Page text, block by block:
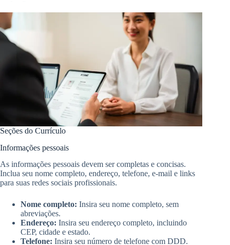
Seções do Currículo
Informações pessoais
As informações pessoais devem ser completas e concisas.
Inclua seu nome completo, endereço, telefone, e-mail e links
para suas redes sociais profissionais.
Nome completo: Insira seu nome completo, sem
abreviações.
Endereço: Insira seu endereço completo, incluindo
CEP, cidade e estado.
Telefone: Insira seu número de telefone com DDD.